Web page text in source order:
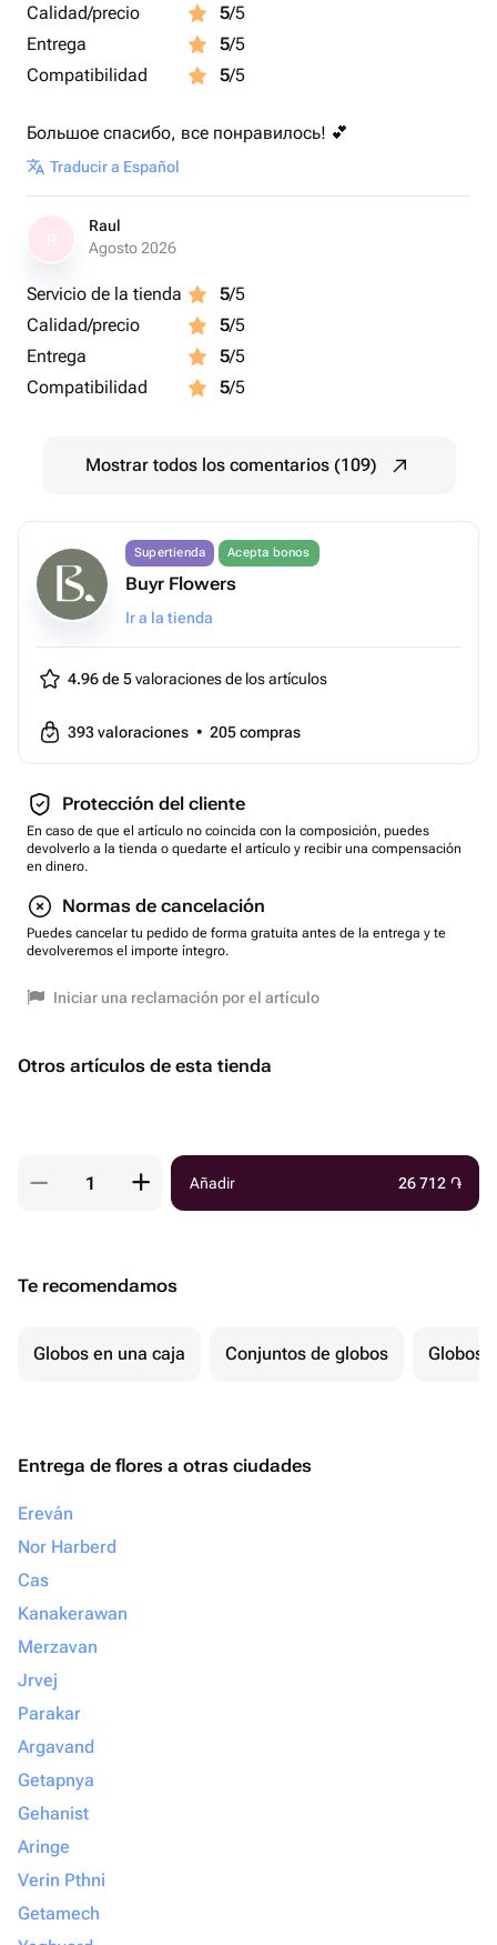
Calidad/precio 5/5
Entrega
5/5
Compatibilidad
5/5
Большое спасибо, все понравилось! 💕
Traducir a Español
Raul
Agosto 2026
Servicio de la tienda 5/5
Calidad/precio
5/5
Entrega
5/5
Compatibilidad
5/5
Mostrar todos los comentarios (109)
Supertienda Acepta bonos
Buyr Flowers
Ir a la tienda
4.96 de 5valoraciones de los artículos
393valoraciones • 205compras
Protección del cliente
En caso de que el artículo no coincida con la composición, puedes
devolverlo a la tienda o quedarte el artículo y recibir una compensación
en dinero.
Normas de cancelación
Puedes cancelar tu pedido de forma gratuita antes de la entrega y te
devolveremos el importe íntegro.
Iniciar una reclamación por el artículo
Otros artículos de esta tienda
Añadir 26 712 ֏
Te recomendamos
Globos en una caja Conjuntos de globos Globos
Entrega de flores a otras ciudades
Ereván
Nor Harberd
Cas
Kanakerawan
Merzavan
Jrvej
Parakar
Argavand
Getapnya
Gehanist
Aringe
Verin Pthni
Getamech